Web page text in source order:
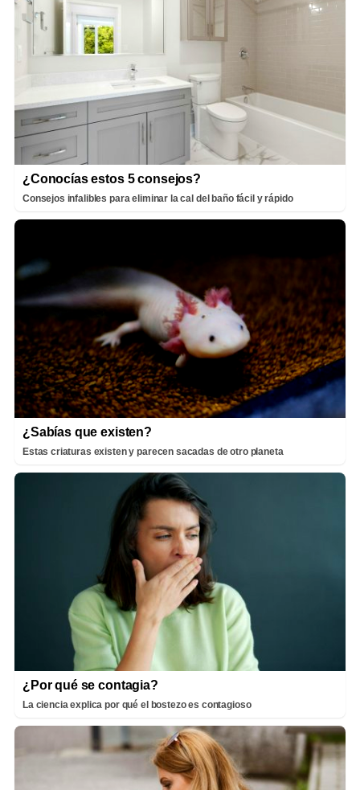
¿Conocías estos 5 consejos?
Consejos infalibles para eliminar la cal del baño fácil y rápido
¿Sabías que existen?
Estas criaturas existen y parecen sacadas de otro planeta
¿Por qué se contagia?
La ciencia explica por qué el bostezo es contagioso